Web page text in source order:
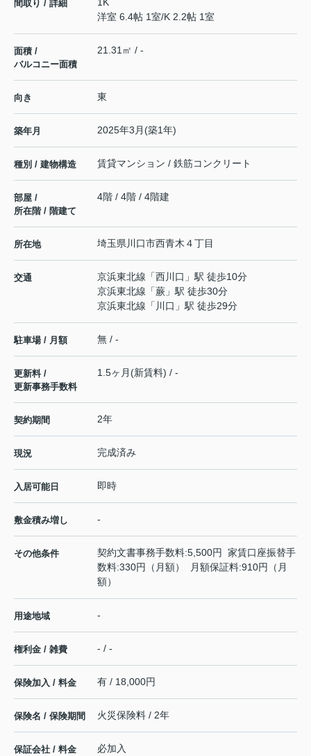
間取り / 詳細
洋室 6.4帖 1室/K 2.2帖 1室
面積 /
バルコニー面積
21.31㎡ / -
向き 東
築年月 2025年3月(築1年)
種別 / 建物構造 賃貸マンション / 鉄筋コンクリート
部屋 /
所在階 / 階建て
4階 / 4階 / 4階建
所在地 埼玉県 川口市西青木 ４丁目
交通 京浜東北線 「西川口 」駅 徒歩10分
京浜東北線 「蕨 」駅 徒歩30分
京浜東北線 「 川口 」駅 徒歩29分
駐車場 / 月額 無 / -
更新料 /
更新事務手数料
1.5ヶ月(新賃料) / -
契約期間 2年
現況 完成済み
入居可能日 即時
敷金積み増し -
その他条件
契約文書事務手数料:5,500円 家賃口座振替手
数料:330円（月額） 月額保証料:910円（月
額）
用途地域 -
権利金 / 雑費 - / -
保険加入 / 料金 有 / 18,000円
保険名 / 保険期間 火災保険料 / 2年
保証会社 / 料金
必加入